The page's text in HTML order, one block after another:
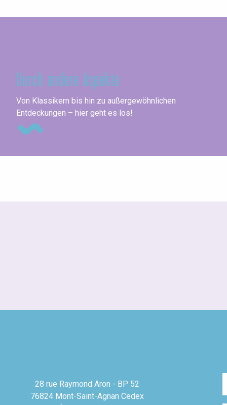
Durch andere Aspekte
Von Klassikern bis hin zu außergewöhnlichen
Entdeckungen – hier geht es los!
28 rue Raymond Aron - BP 52
76824 Mont-Saint-Agnan Cedex